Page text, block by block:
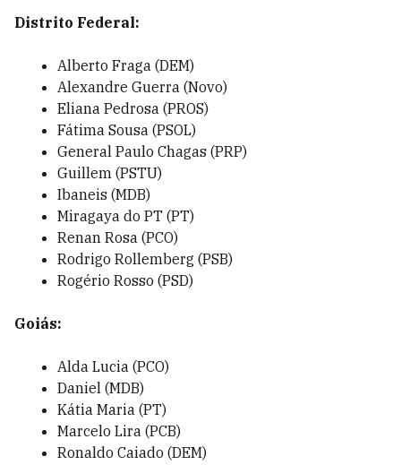
Distrito Federal:
Alberto Fraga (DEM)
Alexandre Guerra (Novo)
Eliana Pedrosa (PROS)
Fátima Sousa (PSOL)
General Paulo Chagas (PRP)
Guillem (PSTU)
Ibaneis (MDB)
Miragaya do PT (PT)
Renan Rosa (PCO)
Rodrigo Rollemberg (PSB)
Rogério Rosso (PSD)
Goiás:
Alda Lucia (PCO)
Daniel (MDB)
Kátia Maria (PT)
Marcelo Lira (PCB)
Ronaldo Caiado (DEM)